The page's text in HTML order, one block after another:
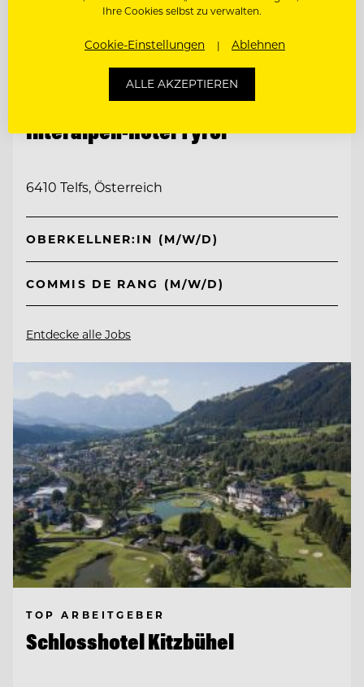
TOP ARBEITGEBER
Interalpen-Hotel Tyrol
6410 Telfs, Österreich
OBERKELLNER:IN (M/W/D)
COMMIS DE RANG (M/W/D)
Entdecke alle Jobs
TOP ARBEITGEBER
Schlosshotel Kitzbühel
Ihre Cookies selbst zu verwalten.
Cookie-Einstellungen Ablehnen
ALLE AKZEPTIEREN